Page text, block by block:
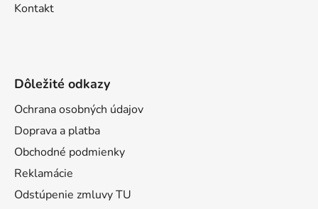
Kontakt
Dôležité odkazy
Ochrana osobných údajov
Doprava a platba
Obchodné podmienky
Reklamácie
Odstúpenie zmluvy TU